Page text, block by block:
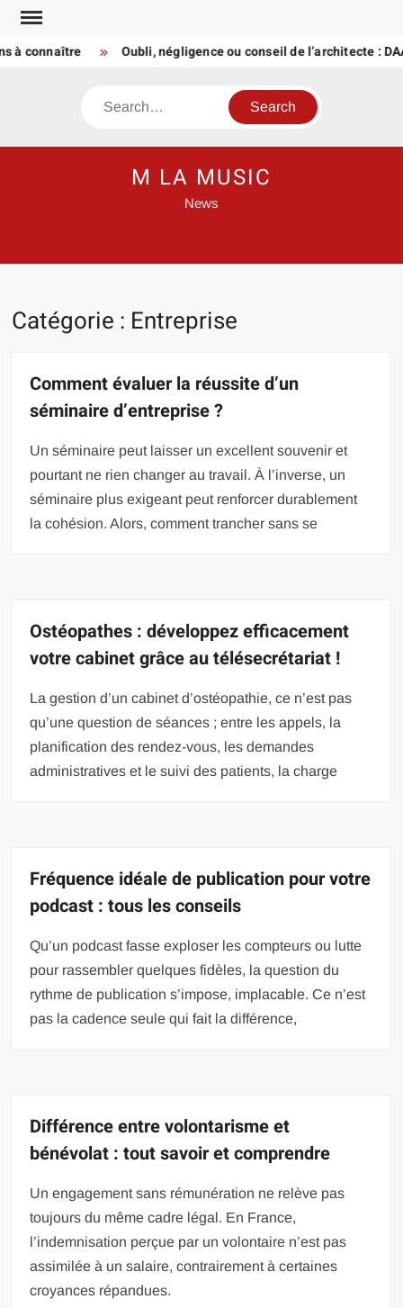
Skip
content
Oubli, négligence ou conseil de l’architecte :
Search
M LA MUSIC
News
Catégorie : Entreprise
Comment évaluer la réussite d’un
séminaire d’entreprise ?
Un séminaire peut laisser un excellent souvenir et
pourtant ne rien changer au travail. À l’inverse, un
séminaire plus exigeant peut renforcer durablement
la cohésion. Alors, comment trancher sans se
Ostéopathes : développez efficacement
votre cabinet grâce au télésecrétariat !
La gestion d’un cabinet d’ostéopathie, ce n’est pas
qu’une question de séances ; entre les appels, la
planification des rendez-vous, les demandes
administratives et le suivi des patients, la charge
Fréquence idéale de publication pour votre
podcast : tous les conseils
Qu’un podcast fasse exploser les compteurs ou lutte
pour rassembler quelques fidèles, la question du
rythme de publication s’impose, implacable. Ce n’est
pas la cadence seule qui fait la différence,
Différence entre volontarisme et
bénévolat : tout savoir et comprendre
Un engagement sans rémunération ne relève pas
toujours du même cadre légal. En France,
l’indemnisation perçue par un volontaire n’est pas
assimilée à un salaire, contrairement à certaines
croyances répandues.